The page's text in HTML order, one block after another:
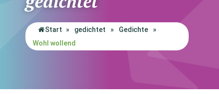
Start » gedichtet » Gedichte
»
Wohl wollend